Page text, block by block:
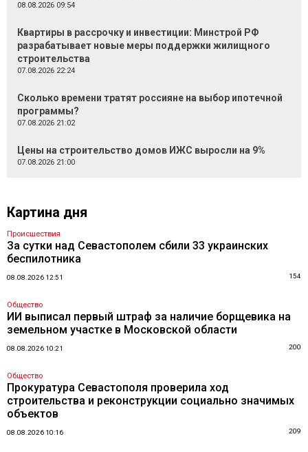
08.08.2026 09:54
Квартиры в рассрочку и инвестиции: Минстрой РФ
разрабатывает новые меры поддержки жилищного
строительства
07.08.2026 22:24
Сколько времени тратят россияне на выбор ипотечной
программы?
07.08.2026 21:02
Цены на строительство домов ИЖС выросли на 9%
07.08.2026 21:00
Картина дня
Происшествия
За сутки над Севастополем сбили 33 украинских
беспилотника
08.08.2026 12:51 154
Общество
ИИ выписал первый штраф за наличие борщевика на
земельном участке в Московской области
08.08.2026 10:21 200
Общество
Прокуратура Севастополя проверила ход
строительства и реконструкции социально значимых
объектов
08.08.2026 10:16 209